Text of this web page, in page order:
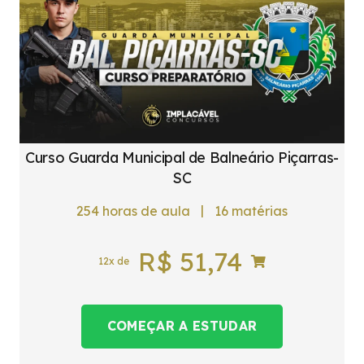
Curso Guarda Municipal de Balneário Piçarras-
SC
254 horas de aula | 16matérias
12x de R$ 51,74
COMEÇAR A ESTUDAR